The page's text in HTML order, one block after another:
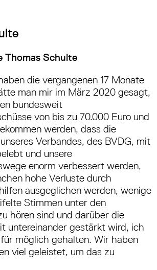
Thomas Schulte
die vergangenen 17 Monate
man mir im März 2020 gesagt,
bundesweit
von bis zu 70.000 Euro und
werden, dass die
Verbandes, des BVDG, mit
und unsere
enorm verbessert werden,
hohe Verluste durch
ausgeglichen werden, wenige
Stimmen unter den
hören sind und darüber die
untereinander gestärkt wird, ich
möglich gehalten. Wir haben
viel geleistet, um das zu